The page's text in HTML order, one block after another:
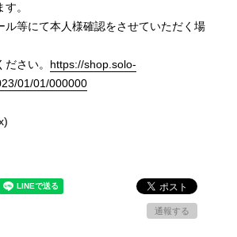
。
ル等にて本人様確認をさせていただく場
さい。 https://shop.solo-
01/01/000000
通報する